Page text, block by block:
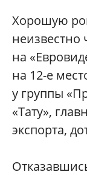
Хорошую
на
на 12-е
у группы
«Тату»,
экспорта,